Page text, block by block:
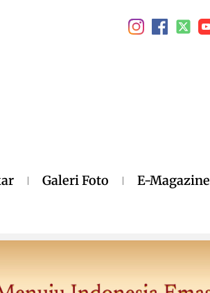
Galeri Foto E-Magazine